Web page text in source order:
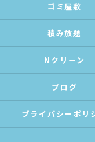
ゴミ屋敷
積み放題
Nクリーン
ブログ
プライバシーポリ